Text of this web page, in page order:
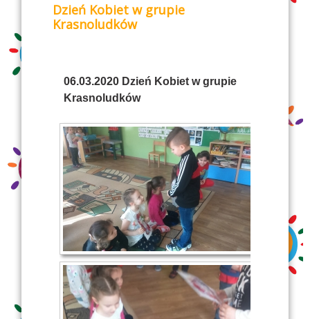
Dzień Kobiet w grupie
Krasnoludków
06.03.2020 Dzień Kobiet w grupie
Krasnoludków